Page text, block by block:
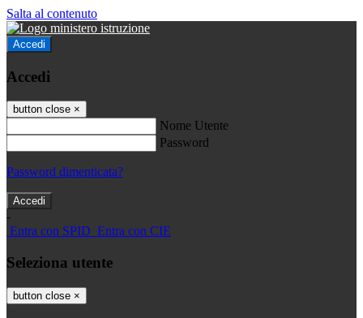
Salta al contenuto
Accedi
Accedi
button close ×
Nome Utente
Password
Password dimenticata?
-
Entra con SPID Entra con CIE
Seleziona utente
button close ×